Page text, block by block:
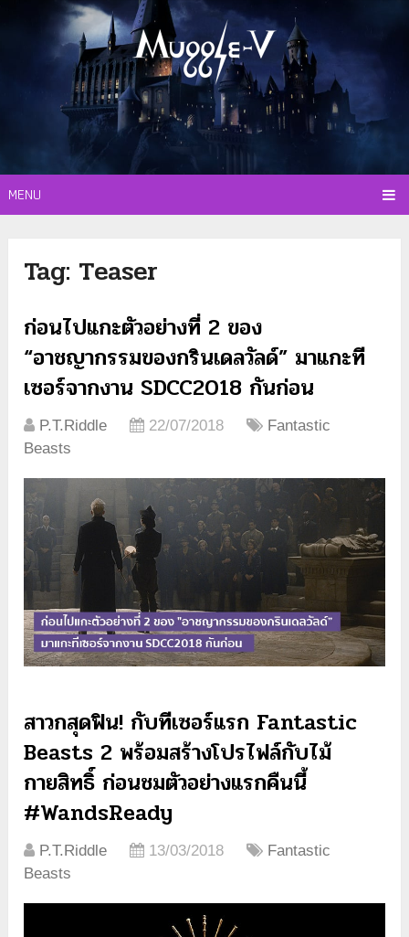
MENU
Tag: Teaser
ก่อนไปแกะตัวอย่างที่ 2 ของ
“อาชญากรรมของกรินเดลวัลด์” มาแกะที
เซอร์จากงาน SDCC2018 กันก่อน
P.T.Riddle 22/07/2018
Fantastic
Beasts
สาวกสุดฟิน! กับทีเซอร์แรก Fantastic
Beasts 2 พร้อมสร้างโปรไฟล์กับไม้
กายสิทธิ์ ก่อนชมตัวอย่างแรกคืนนี้
#WandsReady
P.T.Riddle 13/03/2018
Fantastic
Beasts